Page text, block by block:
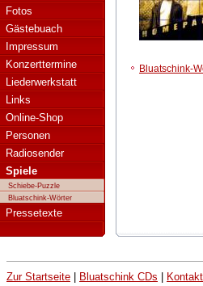
Fotos
Gästebuach
Impressum
Konzerttermine
Liederwerkstatt
Links
Online-Shop
Personen
Radiosender
Spiele
Schiebe-Puzzle
Bluatschink-Wörter
Pressetexte
Bluatschink-
Zur Startseite Bluatschink CDs